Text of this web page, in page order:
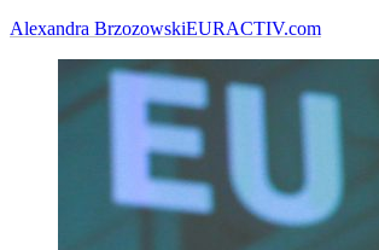
Alexandra BrzozowskiEURACTIV.com